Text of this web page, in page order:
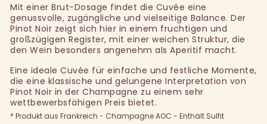
Mit einer Brut-Dosage findet die Cuvée eine
genussvolle, zugängliche und vielseitige Balance. Der
Pinot Noir zeigt sich hier in einem fruchtigen und
großzügigen Register, mit einer weichen Struktur, die
den Wein besonders angenehm als Aperitif macht.
Eine ideale Cuvée für einfache und festliche Momente,
die eine klassische und gelungene Interpretation von
Pinot Noir in der Champagne zu einem sehr
wettbewerbsfähigen Preis bietet.
* Produkt aus Frankreich - Champagne AOC - Enthält Sulfit